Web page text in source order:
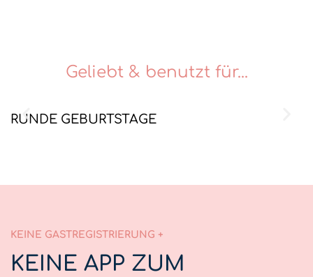
Geliebt & benutzt für...
RUNDE GEBURTSTAGE
KEINE GASTREGISTRIERUNG +
KEINE APP ZUM